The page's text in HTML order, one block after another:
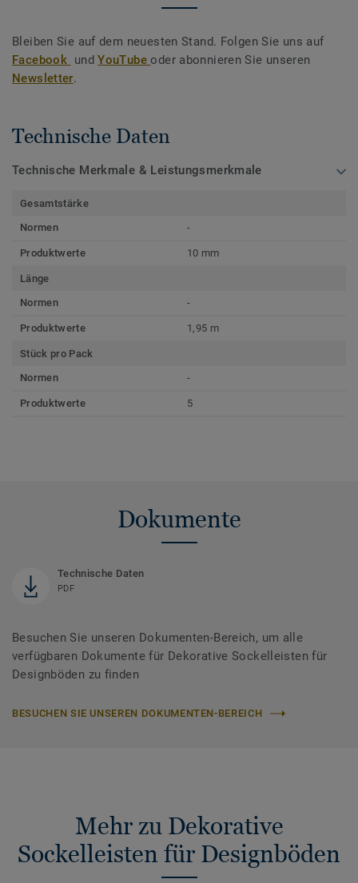
Bleiben Sie auf dem neuesten Stand. Folgen Sie uns auf
Facebook undYouTubeoder abonnieren Sie unseren
Newsletter.
Technische Daten
Technische Merkmale & Leistungsmerkmale
Gesamtstärke
Normen
-
Produktwerte 10 mm
Länge
Normen
-
Produktwerte 1,95 m
Stück pro Pack
Normen
-
Produktwerte 5
Dokumente
Technische Daten
PDF
Besuchen Sie unseren Dokumenten-Bereich, um alle
verfügbaren Dokumente für Dekorative Sockelleisten für
Designböden zu finden
BESUCHEN SIE UNSEREN DOKUMENTEN-BEREICH
Mehr zu Dekorative
Sockelleisten für Designböden